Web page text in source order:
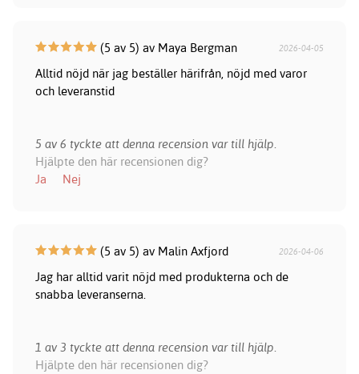
(5 av 5) av Maya Bergman 2026-04-05
Alltid nöjd när jag beställer härifrån, nöjd med varor
och leveranstid
5 av 6 tyckte att denna recension var till hjälp.
Hjälpte den här recensionen dig?
Ja
Nej
(5 av 5) av Malin Axfjord 2026-04-06
Jag har alltid varit nöjd med produkterna och de
snabba leveranserna.
1 av 3 tyckte att denna recension var till hjälp.
Hjälpte den här recensionen dig?